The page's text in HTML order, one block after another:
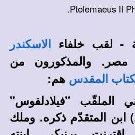
- لقب خلفاء
الاسكندر
والمذكورون من
المقدس هم:
الملقّب "فيلادلفوس"
ق.م.) ابن المتقدّم ذكره. وملك